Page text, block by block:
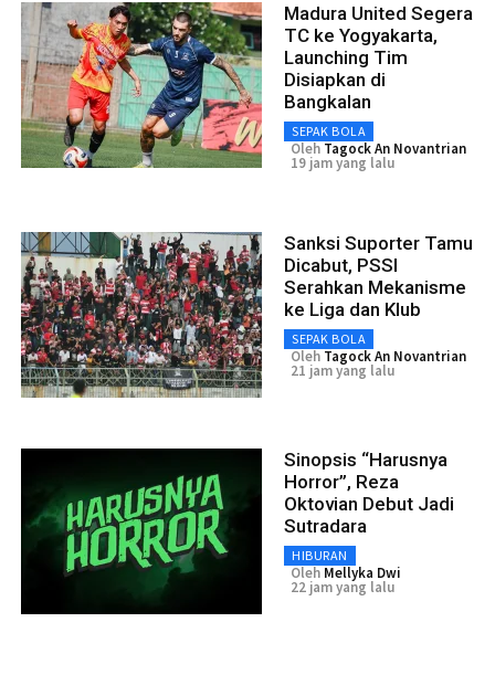
Madura United Segera
TC ke Yogyakarta,
Launching Tim
Disiapkan di
Bangkalan
SEPAK BOLA
Oleh Tagock An Novantrian
19 jam yang lalu
Sanksi Suporter Tamu
Dicabut, PSSI
Serahkan Mekanisme
ke Liga dan Klub
SEPAK BOLA
Oleh Tagock An Novantrian
21 jam yang lalu
Sinopsis “Harusnya
Horror”, Reza
Oktovian Debut Jadi
Sutradara
HIBURAN
Oleh Mellyka Dwi
22 jam yang lalu